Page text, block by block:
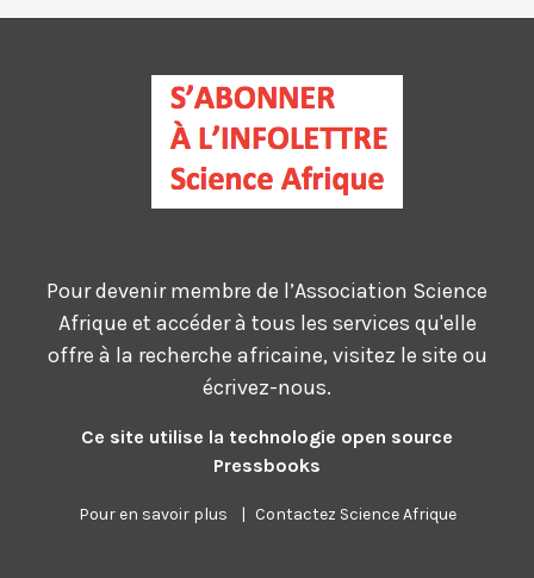
Pour devenir membre de l’Association Science
Afrique et accéder à tous les services qu'elle
offre à la recherche africaine, visitez le site ou
écrivez-nous.
Ce site utilise la technologie open source
Pressbooks
Pour en savoir plus | Contactez Science Afrique